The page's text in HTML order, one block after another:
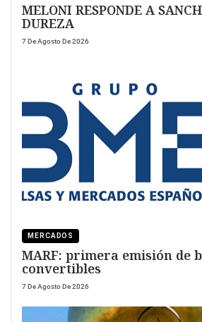
MELONI RESPONDE A SANCHEZ
DUREZA
7 De Agosto De 2026
MERCADOS
MARF: primera emisión de
convertibles
7 De Agosto De 2026